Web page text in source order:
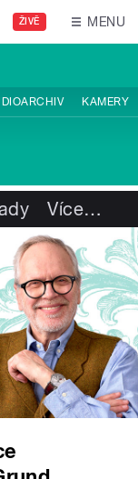
ŽIVĚ MENU
KAMERY
Více…